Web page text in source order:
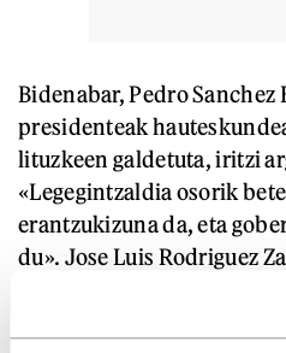
Bidenabar, Pedro
presidenteak
lituzkeen galdetuta, iritzi
«Legegintzaldia osorik
erantzukizuna da, eta
du». Jose Luis Rodriguez
izandakoari ere eskaini